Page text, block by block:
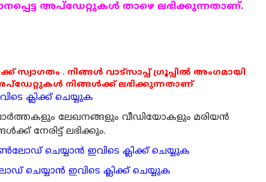
അപ്ഡേറ്റുകള്‍ താഴെ ലഭിക്കുന്നതാണ്.
സ്വാഗതം . നിങ്ങൾ വാട്സാപ്പ് ഗ്രൂപ്പിൽ അംഗമായി
നിങ്ങൾക്ക് ലഭിക്കുന്നതാണ്
ക്ലിക്ക് ചെയ്യുക
ലേഖനങ്ങളും വീഡിയോകളും മരിയന്‍
നേരിട്ട് ലഭിക്കും.
ചെയ്യാന്‍ ഇവിടെ ക്ലിക്ക് ചെയ്യുക
ഇവിടെ ക്ലിക്ക് ചെയ്യുക